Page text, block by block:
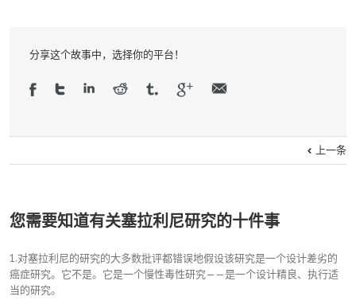
分享这个故事中，选择你的平台！
上一条
您需要知道有关塞拉利尼研究的十件事
1.对塞拉利尼的研究的大多数批评都错误地假设该研究是一个设计差劣的
癌症研究。它不是。它是一个慢性毒性研究——是一个设计精良、执行适
当的研究。